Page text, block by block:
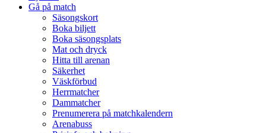
Gå på match
Säsongskort
Boka biljett
Boka säsongsplats
Mat och dryck
Hitta till arenan
Säkerhet
Väskförbud
Herrmatcher
Dammatcher
Prenumerera på matchkalendern
Arenabuss